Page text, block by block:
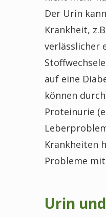
Der Urin
Krankheit,
verlässlicher
auf eine
können
Proteinurie
Krankheiten
Probleme
Urin